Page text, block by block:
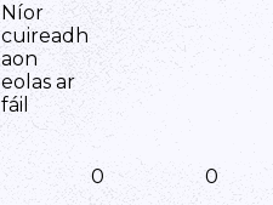
Níor
cuireadh
aon
eolas ar
fáil
0 0